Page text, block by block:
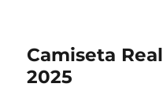
Camiseta
2025